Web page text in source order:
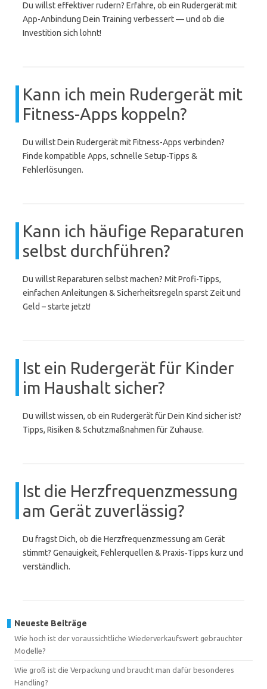
Du willst effektiver rudern? Erfahre, ob ein Rudergerät mit
App-Anbindung Dein Training verbessert — und ob die
Investition sich lohnt!
Kann ich mein Rudergerät mit
Fitness-Apps koppeln?
Du willst Dein Rudergerät mit Fitness-Apps verbinden?
Finde kompatible Apps, schnelle Setup-Tipps &
Fehlerlösungen.
Kann ich häufige Reparaturen
selbst durchführen?
Du willst Reparaturen selbst machen? Mit Profi-Tipps,
einfachen Anleitungen & Sicherheitsregeln sparst Zeit und
Geld – starte jetzt!
Ist ein Rudergerät für Kinder
im Haushalt sicher?
Du willst wissen, ob ein Rudergerät für Dein Kind sicher ist?
Tipps, Risiken & Schutzmaßnahmen für Zuhause.
Ist die Herzfrequenzmessung
am Gerät zuverlässig?
Du fragst Dich, ob die Herzfrequenzmessung am Gerät
stimmt? Genauigkeit, Fehlerquellen & Praxis‑Tipps kurz und
verständlich.
Neueste Beiträge
Wie hoch ist der voraussichtliche Wiederverkaufswert gebrauchter
Modelle?
Wie groß ist die Verpackung und braucht man dafür besonderes
Handling?